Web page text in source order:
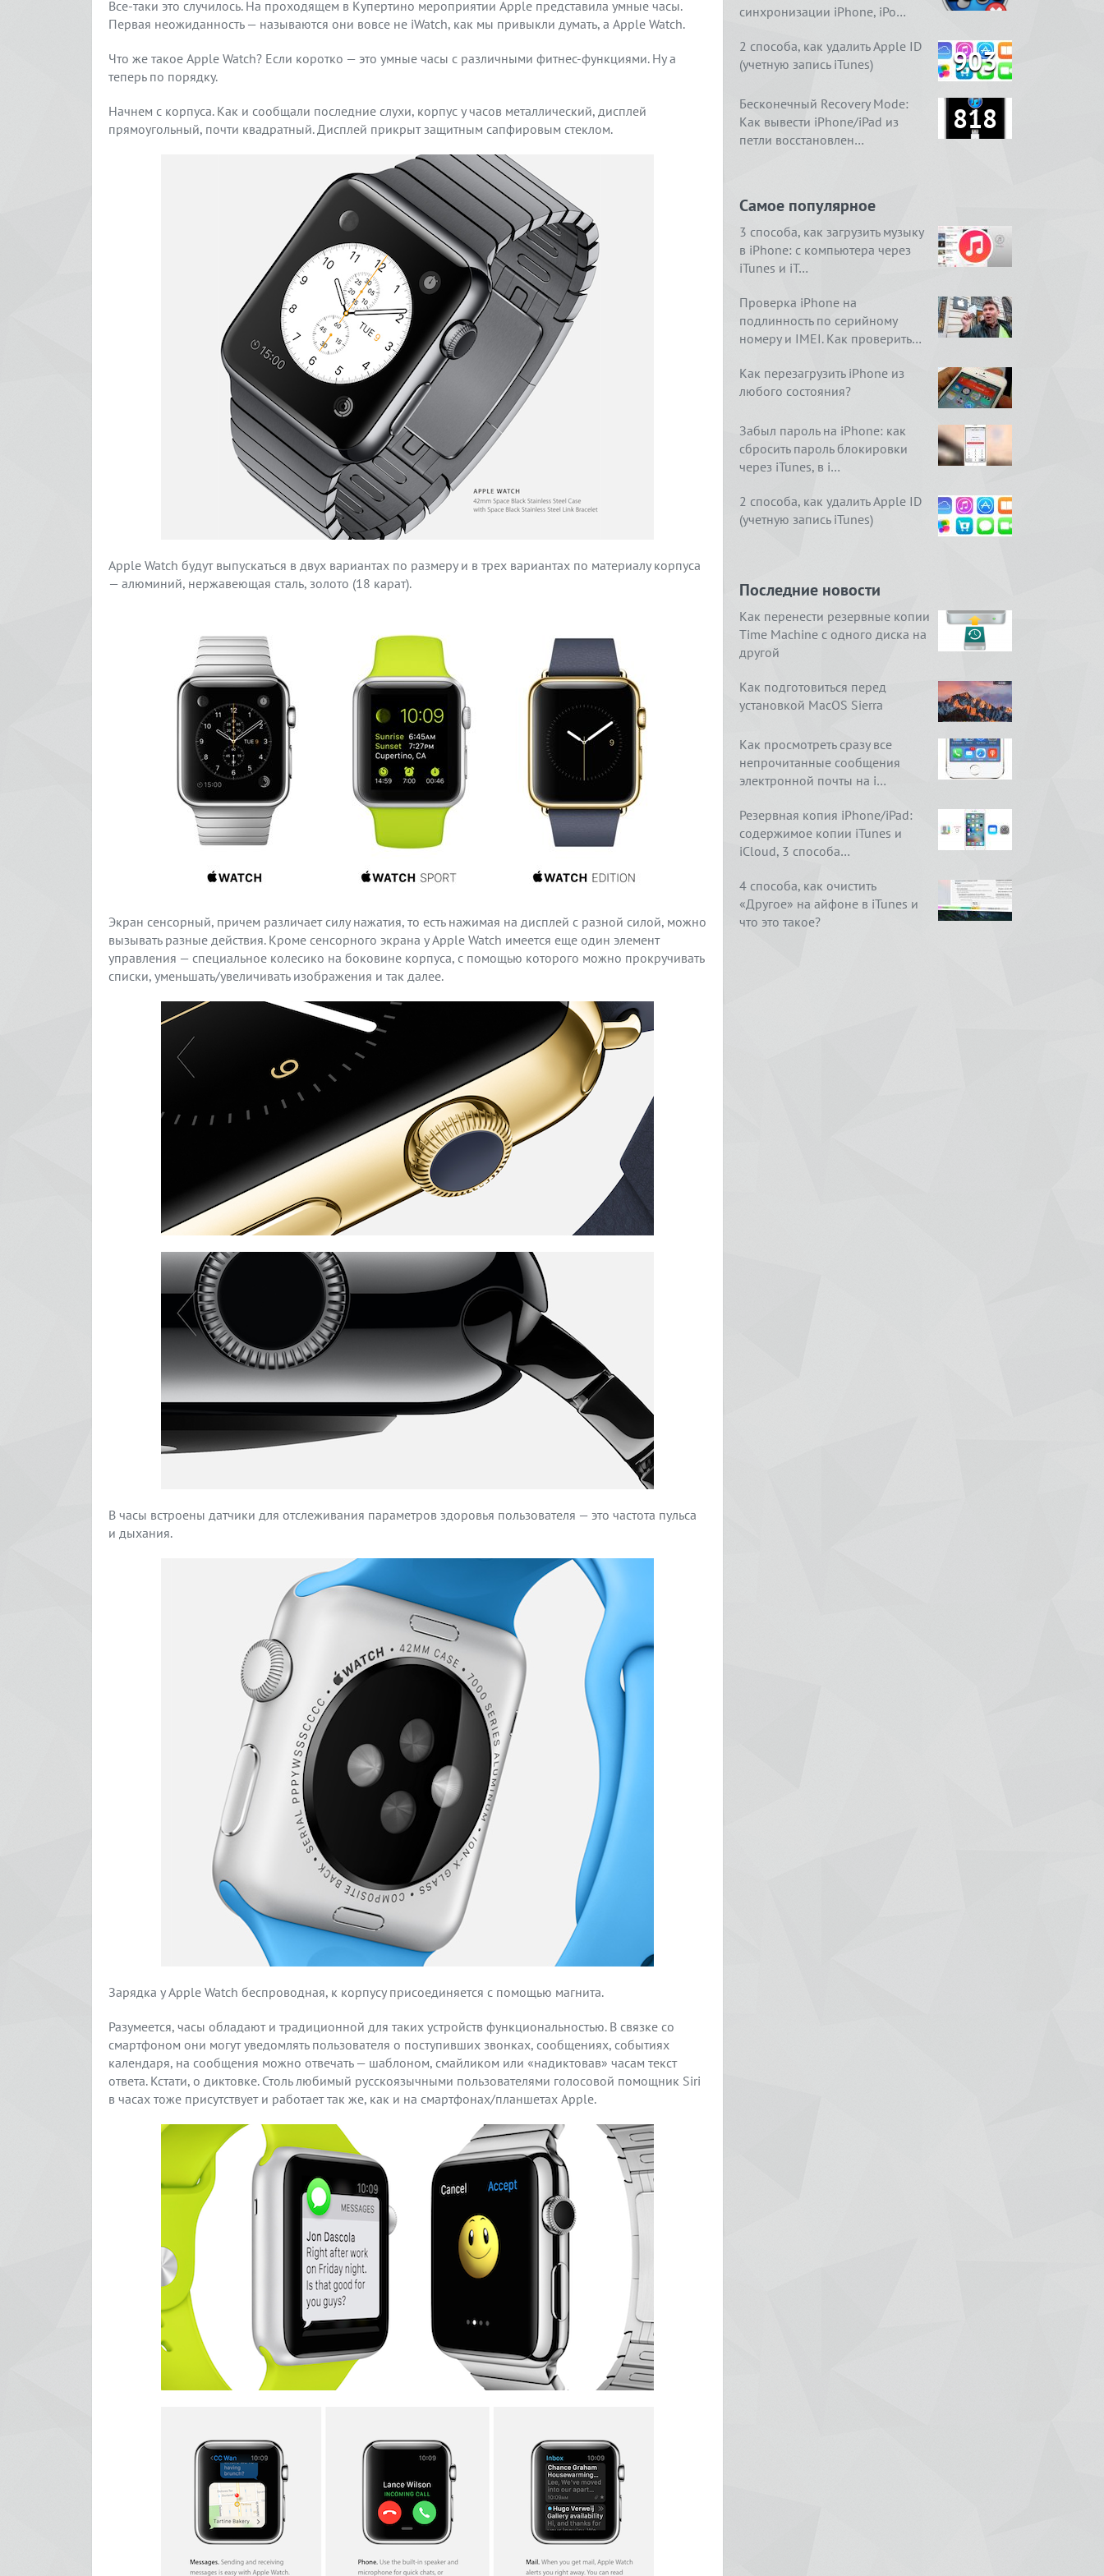
Все-таки это случилось. На проходящем в Купертино мероприятии Apple представила умные часы.
Первая неожиданность — называются они вовсе не iWatch, как мы привыкли думать, а Apple Watch.
Что же такое Apple Watch? Если коротко — это умные часы с различными фитнес-функциями. Ну а
теперь по порядку.
Начнем с корпуса. Как и сообщали последние слухи, корпус у часов металлический, дисплей
прямоугольный, почти квадратный. Дисплей прикрыт защитным сапфировым стеклом.
Apple Watch будут выпускаться в двух вариантах по размеру и в трех вариантах по материалу корпуса
— алюминий, нержавеющая сталь, золото (18 карат).
Экран сенсорный, причем различает силу нажатия, то есть нажимая на дисплей с разной силой, можно
вызывать разные действия. Кроме сенсорного экрана у Apple Watch имеется еще один элемент
управления — специальное колесико на боковине корпуса, с помощью которого можно прокручивать
списки, уменьшать/увеличивать изображения и так далее.
В часы встроены датчики для отслеживания параметров здоровья пользователя — это частота пульса
и дыхания.
Зарядка у Apple Watch беспроводная, к корпусу присоединяется с помощью магнита.
Разумеется, часы обладают и традиционной для таких устройств функциональностью. В связке со
смартфоном они могут уведомлять пользователя о поступивших звонках, сообщениях, событиях
календаря, на сообщения можно отвечать — шаблоном, смайликом или «надиктовав» часам текст
ответа. Кстати, о диктовке. Столь любимый русскоязычными пользователями голосовой помощник Siri
в часах тоже присутствует и работает так же, как и на смартфонах/планшетах Apple.
синхронизации iPhone, iPo…
2 способа, как удалить Apple ID
(учетную запись iTunes)
903
Бесконечный Recovery Mode:
Как вывести iPhone/iPad из
петли восстановлен…
818
Самое популярное
3 способа, как загрузить музыку
в iPhone: с компьютера через
iTunes и iT…
Проверка iPhone на
подлинность по серийному
номеру и IMEI. Как проверить…
Как перезагрузить iPhone из
любого состояния?
Забыл пароль на iPhone: как
сбросить пароль блокировки
через iTunes, в i…
2 способа, как удалить Apple ID
(учетную запись iTunes)
Последние новости
Как перенести резервные копии
Time Machine с одного диска на
другой
Как подготовиться перед
установкой MacOS Sierra
Как просмотреть сразу все
непрочитанные сообщения
электронной почты на i…
Резервная копия iPhone/iPad:
содержимое копии iTunes и
iCloud, 3 способа…
4 способа, как очистить
«Другое» на айфоне в iTunes и
что это такое?